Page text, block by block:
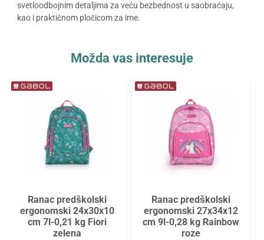
svetloodbojnim detaljima za veću bezbednost u saobraćaju,
kao i praktičnom pločicom za ime.
Možda vas interesuje
Ranac predškolski
ergonomski 24x30x10
cm 7l-0,21 kg Fiori
zelena
Ranac predškolski
ergonomski 27x34x12
cm 9l-0,28 kg Rainbow
roze